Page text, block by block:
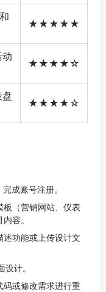
★★★★★
★★★★☆
★★★★☆
成账号注册。
（营销网站、仪表
容。
功能或上传设计文
计。
码或修改需求进行重